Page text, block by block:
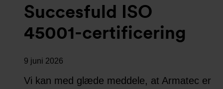
Succesfuld ISO
45001-certificering
9 juni 2026
Vi kan med glæde meddele, at Armatec er